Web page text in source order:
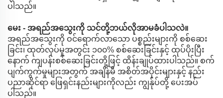
ပါသည်။
မေး - အရည်အသွေးကို သင်တို့ဘယ်လိုအာမခံပါသလဲ။
အရည်အသွေးကို ဝင်ရောက်လာသော ပစ္စည်းများကို စစ်ဆေး
ခြင်း၊ ထုတ်လုပ်မှုအတွင်း ၁၀၀% စစ်ဆေးခြင်းနှင့် ထုပ်ပိုးပြီး
နောက် ကျပန်းစစ်ဆေးခြင်းတို့ဖြင့် ထိန်းချုပ်ထားပါသည်။ စက်
ပျက်ကွက်မှုများအတွက် အချိန်မီ အစိတ်အပိုင်းများနှင့် နည်း
ပညာဆိုင်ရာ ဖြေရှင်းနည်းများကိုလည်း ကျွန်ုပ်တို့ ပေးအပ်
ပါသည်။